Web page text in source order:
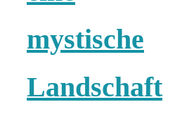
mystische
Landschaft
18